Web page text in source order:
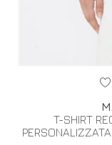
T-SHIRT